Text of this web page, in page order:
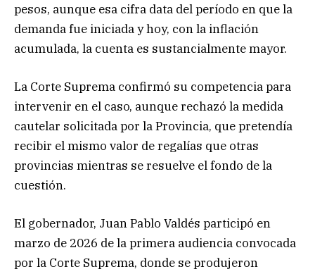
pesos, aunque esa cifra data del período en que la
demanda fue iniciada y hoy, con la inflación
acumulada, la cuenta es sustancialmente mayor.
La Corte Suprema confirmó su competencia para
intervenir en el caso, aunque rechazó la medida
cautelar solicitada por la Provincia, que pretendía
recibir el mismo valor de regalías que otras
provincias mientras se resuelve el fondo de la
cuestión.
El gobernador, Juan Pablo Valdés participó en
marzo de 2026 de la primera audiencia convocada
por la Corte Suprema, donde se produjeron